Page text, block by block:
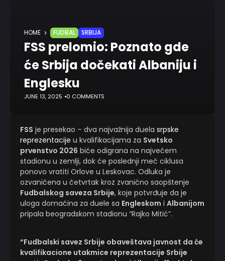
HOME FUDBAL SRBIJA
FSS prelomio: Poznato gde
će Srbija dočekati Albaniju i
Englesku
JUNE 13, 2025 0 COMMENTS
FSS je presekao – dva najvažnija duela srpske
reprezentacije u kvalifikacijama za Svetsko
prvenstvo 2026 biće odigrana na najvećem
stadionu u zemlji, dok će poslednji meč ciklusa
ponovo vratiti Orlove u Leskovac. Odluka je
ozvaničena u četvrtak kroz zvanično saopštenje
Fudbalskog saveza Srbije, koje potvrđuje da je
uloga domaćina za duele sa Engleskom i Albanijom
pripala beogradskom stadionu “Rajko Mitić”.
“Fudbalski savez Srbije obaveštava javnost da će
kvalifikacione utakmice reprezentacije Srbije